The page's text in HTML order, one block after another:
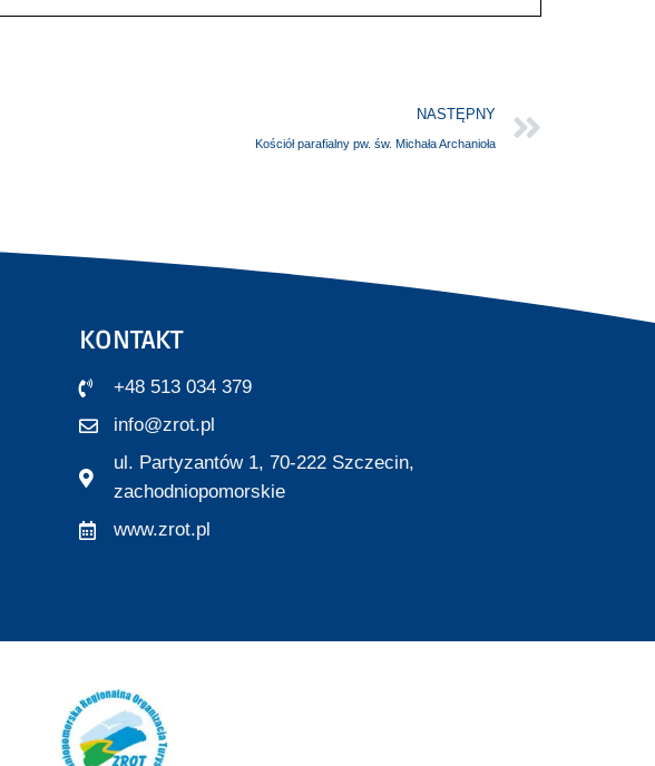
NASTĘPNY
Kościół parafialny pw. św. Michała Archanioła
KONTAKT
+48 513 034 379
info@zrot.pl
ul. Partyzantów 1, 70-222 Szczecin,
zachodniopomorskie
www.zrot.pl